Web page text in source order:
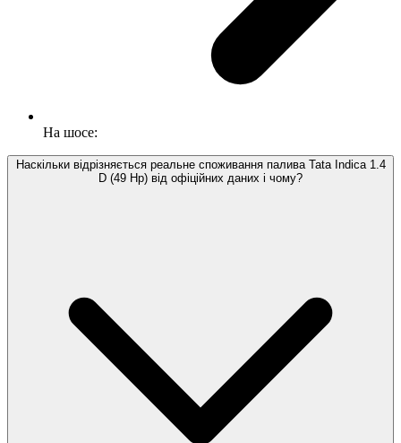
На шосе:
Наскільки відрізняється реальне споживання палива Tata Indica 1.4
D (49 Hp) від офіційних даних і чому?